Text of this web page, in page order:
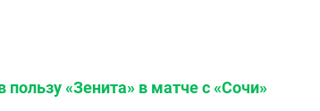
«Зенита» в матче с «Сочи»